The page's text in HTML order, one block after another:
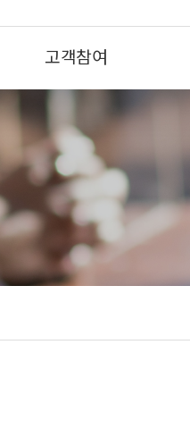
고객참여